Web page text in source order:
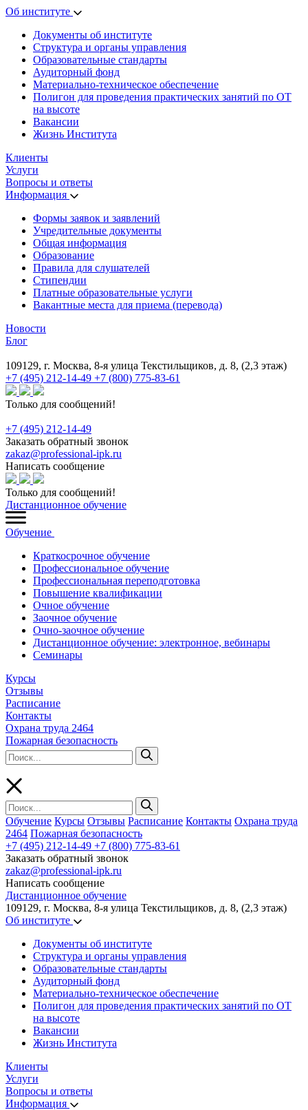
Об институте
Документы об институте
Структура и органы управления
Образовательные стандарты
Аудиторный фонд
Материально-техническое обеспечение
Полигон для проведения практических занятий по ОТ
на высоте
Вакансии
Жизнь Института
Клиенты
Услуги
Вопросы и ответы
Информация
Формы заявок и заявлений
Учредительные документы
Общая информация
Образование
Правила для слушателей
Стипендии
Платные образовательные услуги
Вакантные места для приема (перевода)
Новости
Блог
109129, г. Москва, 8-я улица Текстильщиков, д. 8, (2,3 этаж)
+7 (495) 212-14-49 +7 (800) 775-83-61
Только для сообщений!
+7 (495) 212-14-49
Заказать обратный звонок
zakaz@professional-ipk.ru
Написать сообщение
Только для сообщений!
Дистанционное обучение
Обучение
Краткосрочное обучение
Профессиональное обучение
Профессиональная переподготовка
Повышение квалификации
Очное обучение
Заочное обучение
Очно-заочное обучение
Дистанционное обучение: электронное, вебинары
Семинары
Курсы
Отзывы
Расписание
Контакты
Охрана труда 2464
Пожарная безопасность
Обучение Курсы Отзывы Расписание Контакты Охрана труда
2464 Пожарная безопасность
+7 (495) 212-14-49 +7 (800) 775-83-61
Заказать обратный звонок
zakaz@professional-ipk.ru
Написать сообщение
Дистанционное обучение
109129, г. Москва, 8-я улица Текстильщиков, д. 8, (2,3 этаж)
Об институте
Документы об институте
Структура и органы управления
Образовательные стандарты
Аудиторный фонд
Материально-техническое обеспечение
Полигон для проведения практических занятий по ОТ
на высоте
Вакансии
Жизнь Института
Клиенты
Услуги
Вопросы и ответы
Информация